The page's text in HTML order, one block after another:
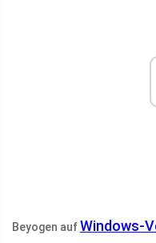
Beyogen aufWindows-